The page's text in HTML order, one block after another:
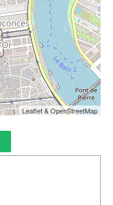
Leaflet & OpenStreetMap